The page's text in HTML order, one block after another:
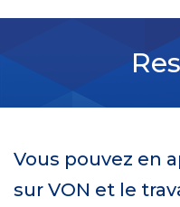
Vous pouvez en
sur VON et le